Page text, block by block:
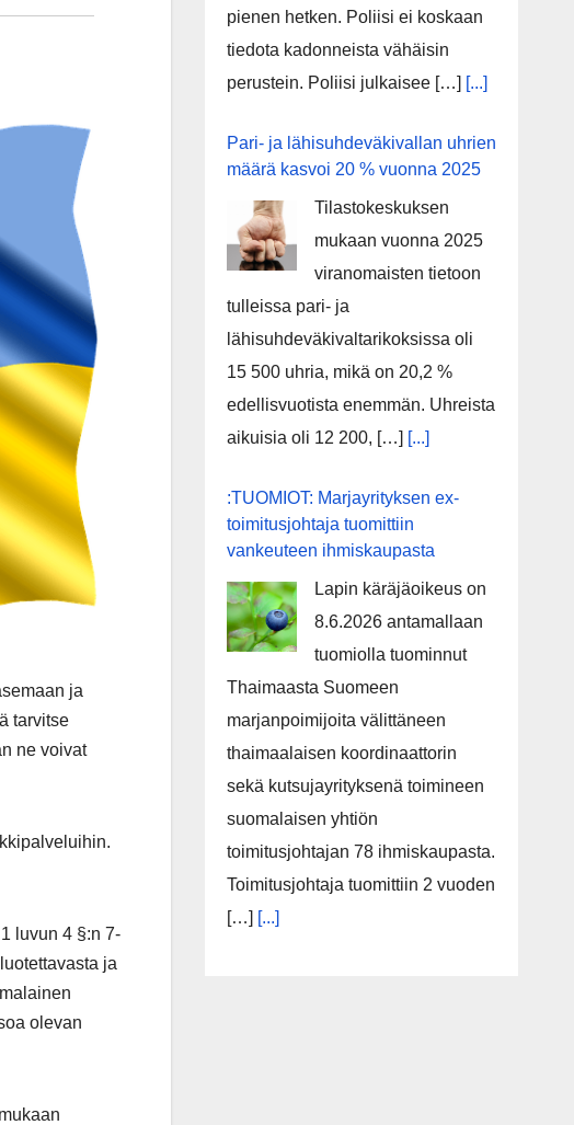
ja
tarvitse
ne voivat
luvun 4 §:n 7-
ja
olevan
pienen hetken. Poliisi ei koskaan
tiedota kadonneista vähäisin
perustein. Poliisi julkaisee […] [...]
Pari- ja lähisuhdeväkivallan uhrien
määrä kasvoi 20 % vuonna 2025
Tilastokeskuksen
mukaan vuonna 2025
viranomaisten tietoon
tulleissa pari- ja
lähisuhdeväkivaltarikoksissa oli
15 500 uhria, mikä on 20,2 %
edellisvuotista enemmän. Uhreista
aikuisia oli 12 200, […] [...]
:TUOMIOT: Marjayrityksen ex-
toimitusjohtaja tuomittiin
vankeuteen ihmiskaupasta
Lapin käräjäoikeus on
8.6.2026 antamallaan
tuomiolla tuominnut
Thaimaasta Suomeen
marjanpoimijoita välittäneen
thaimaalaisen koordinaattorin
sekä kutsujayrityksenä toimineen
suomalaisen yhtiön
toimitusjohtajan 78 ihmiskaupasta.
Toimitusjohtaja tuomittiin 2 vuoden
[…] [...]